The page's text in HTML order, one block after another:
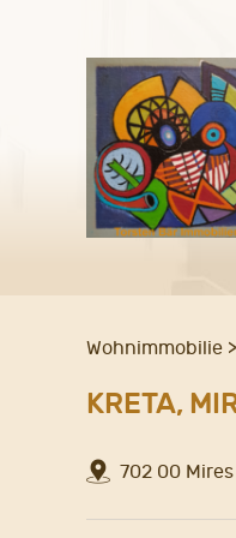
Wohnimmobilie
KRETA,
702 00 Mires